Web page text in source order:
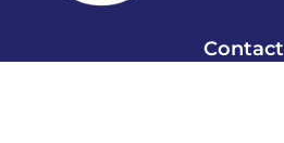
Contact